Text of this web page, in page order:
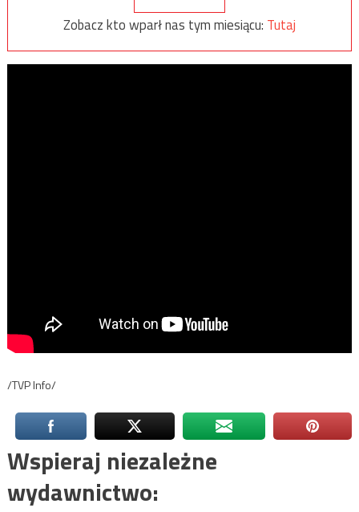
Zobacz kto wparł nas tym miesiącu: Tutaj
/TVP Info/
Wspieraj niezależne
wydawnictwo: